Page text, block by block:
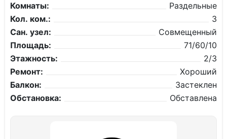
Комнаты:
Раздельные
Кол. ком.:
3
Сан. узел:
Совмещенный
Площадь:
71/60/10
Этажность:
2/3
Ремонт:
Хороший
Балкон:
Застеклен
Обстановка:
Обставлена